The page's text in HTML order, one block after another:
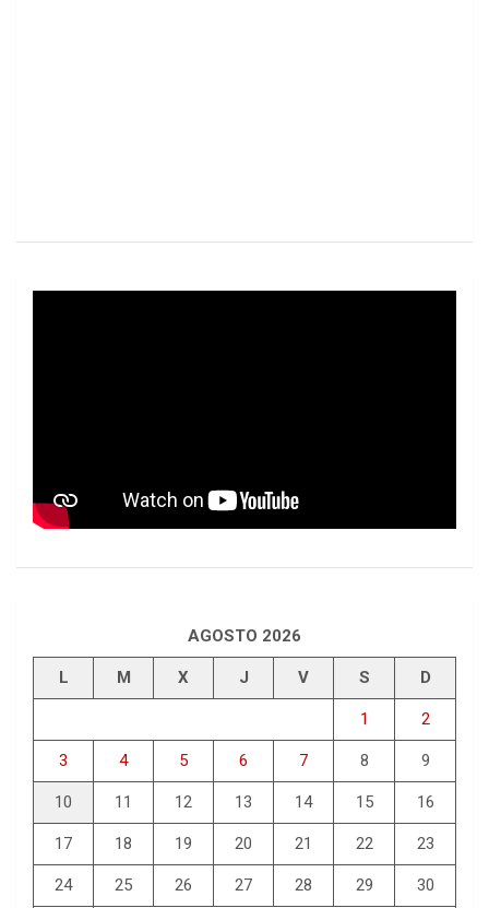
AGOSTO 2026
L M X J V S D
1 2
3 4 5 6 7 8 9
10 11 12 13 14 15 16
17 18 19 20 21 22 23
24 25 26 27 28 29 30